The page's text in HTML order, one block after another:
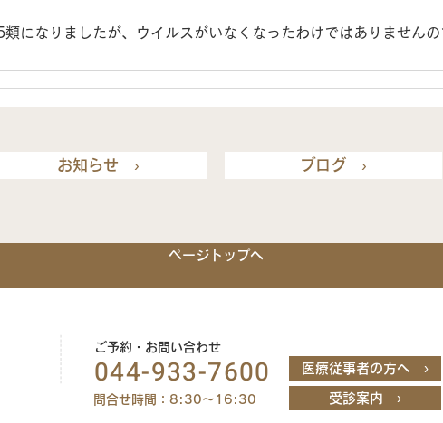
類になりましたが、ウイルスがいなくなったわけではありません
お知らせ › ブログ ›
ページトップへ
ご予約・お問い合わせ
044-933-7600
問合せ時間：8:30～16:30
医療従事者の方へ ›
受診案内 ›